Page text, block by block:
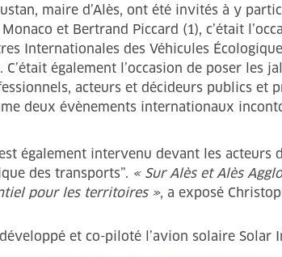
maire d’Alès, ont été invités à y
et Bertrand Piccard (1), c’était
Internationales des Véhicules
C’était également l’occasion de poser les
acteurs et décideurs publics et
deux évènements internationaux
également intervenu devant les
des transports”. « Sur Alès et Alès
pour les territoires », a exposé
et co-piloté l’avion solaire